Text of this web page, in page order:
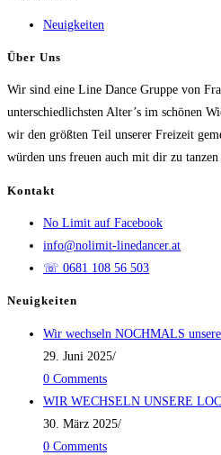
Neuigkeiten
Über Uns
Wir sind eine Line Dance Gruppe von
unterschiedlichsten Alter’s im schönen
wir den größten Teil unserer Freizeit
würden uns freuen auch mit dir zu
Kontakt
No Limit auf Facebook
info@nolimit-linedancer.at
☏ 0681 108 56 503
Neuigkeiten
Wir wechseln NOCHMALS
29. Juni 2025/
0 Comments
WIR WECHSELN UNSERE
30. März 2025/
0 Comments